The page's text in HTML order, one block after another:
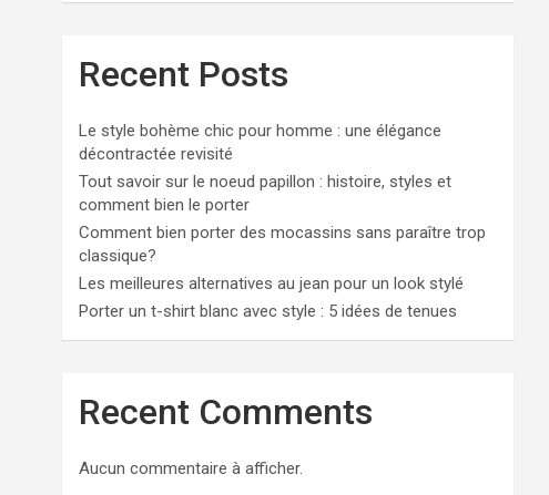
Recent Posts
Le style bohème chic pour homme : une élégance
décontractée revisité
Tout savoir sur le noeud papillon : histoire, styles et
comment bien le porter
Comment bien porter des mocassins sans paraître trop
classique?
Les meilleures alternatives au jean pour un look stylé
Porter un t-shirt blanc avec style : 5 idées de tenues
Recent Comments
Aucun commentaire à afficher.